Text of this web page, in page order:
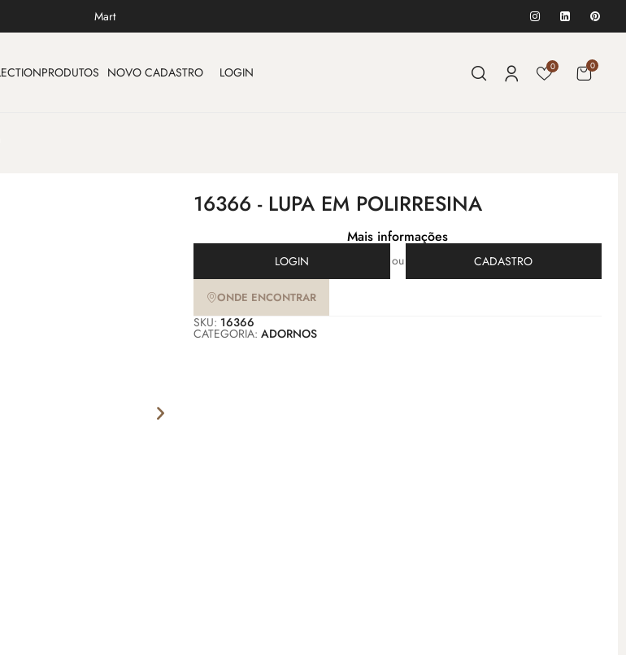
Mart
PRODUTOS NOVO CADASTRO LOGIN 0 0
16366 - LUPA EM POLIRRESINA
Mais informações
LOGIN ou CADASTRO
ONDE ENCONTRAR
SKU: 16366
CATEGORIA:ADORNOS